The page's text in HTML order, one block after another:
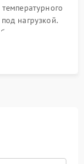
нагрузкой.
без